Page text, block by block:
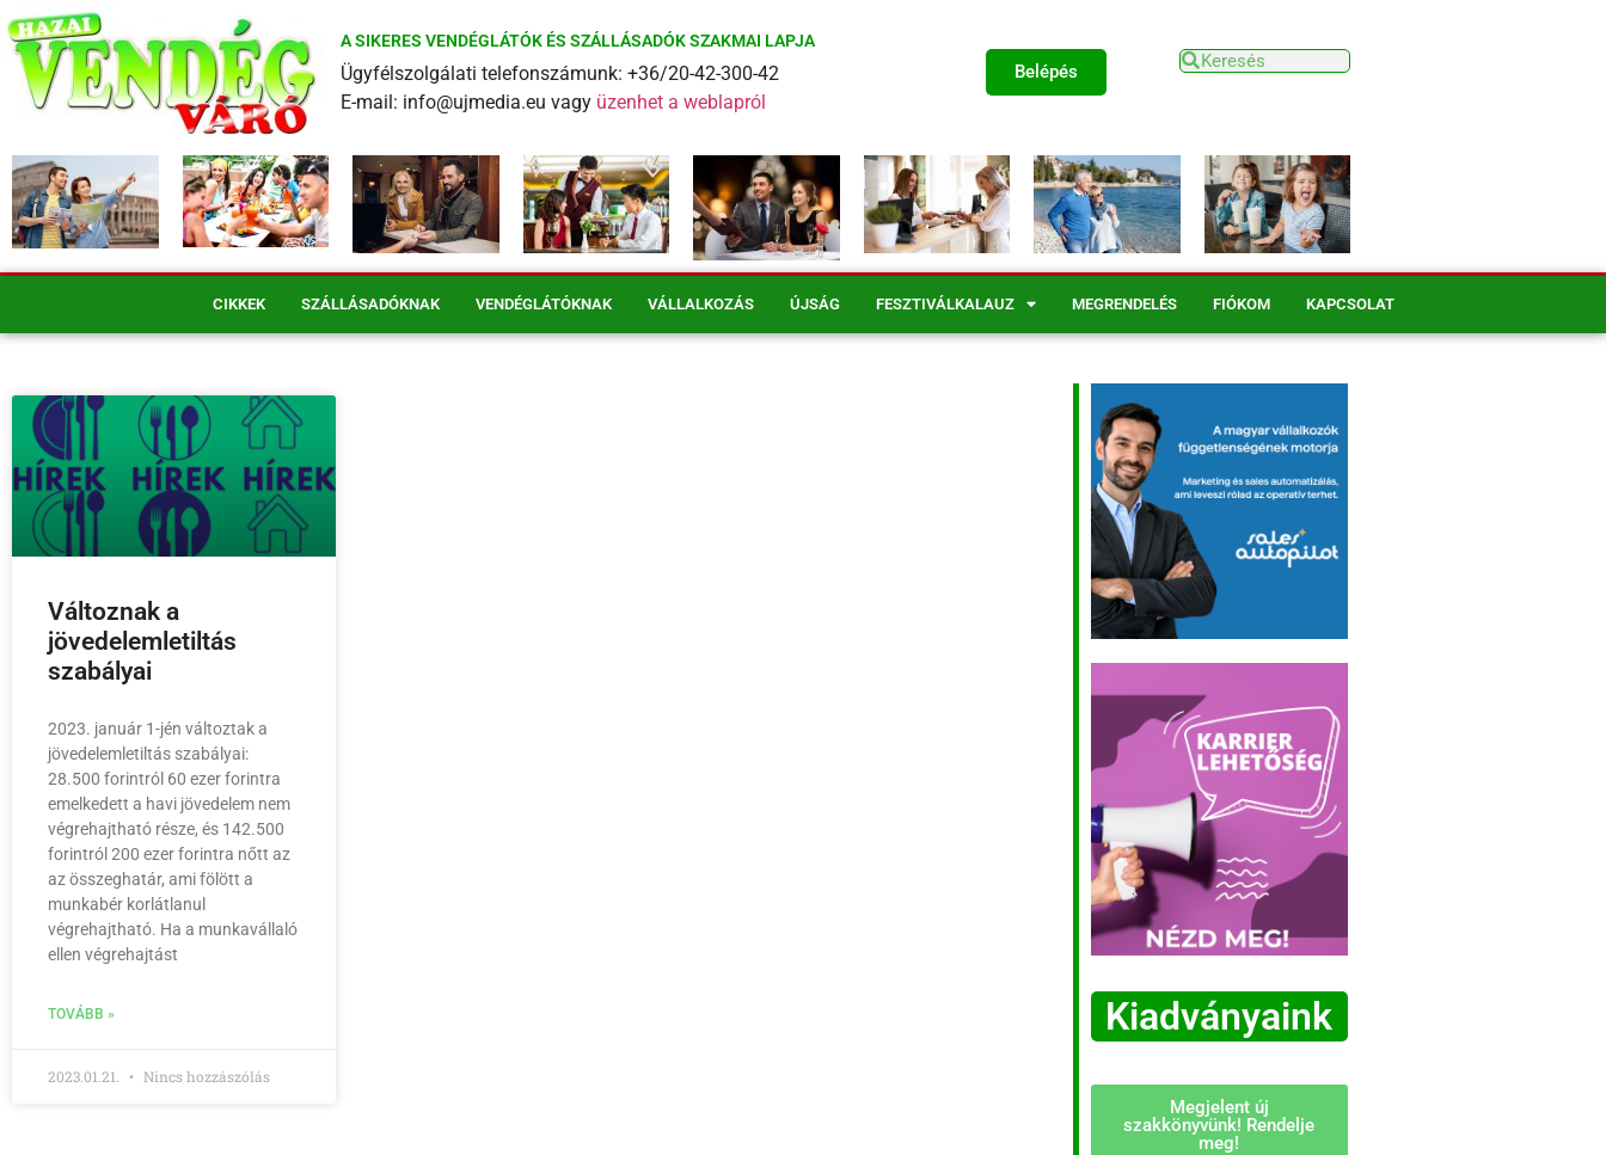
A SIKERES VENDÉGLÁTÓK ÉS SZÁLLÁSADÓK SZAKMAI LAPJA
Ügyfélszolgálati telefonszámunk: +36/20-42-300-42
E-mail: info@ujmedia.eu vagy üzenhet a weblapról
Belépés
CIKKEK SZÁLLÁSADÓKNAK VENDÉGLÁTÓKNAK VÁLLALKOZÁS ÚJSÁG FESZTIVÁLKALAUZ MEGRENDELÉS FIÓKOM KAPCSOLAT
Változnak a
jövedelemletiltás
szabályai
2023. január 1-jén változtak a
jövedelemletiltás szabályai:
28.500 forintról 60 ezer forintra
emelkedett a havi jövedelem nem
végrehajtható része, és 142.500
forintról 200 ezer forintra nőtt az
az összeghatár, ami fölött a
munkabér korlátlanul
végrehajtható. Ha a munkavállaló
ellen végrehajtást
TOVÁBB »
2023.01.21. Nincs hozzászólás
Kiadványaink
Megjelent új
szakkönyvünk! Rendelje
meg!